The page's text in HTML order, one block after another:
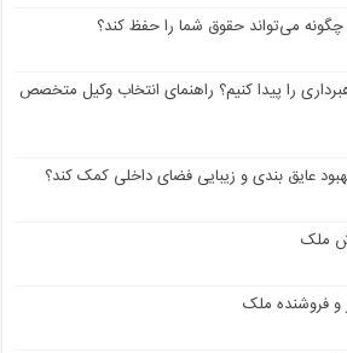
می‌تواند حقوق شما را حفظ کند؟
را پیدا کنیم؟ راهنمای انتخاب وکیل متخصص
عایق بندی و زیبایی فضای داخلی کمک کند؟
ملک
و فروشنده ملک